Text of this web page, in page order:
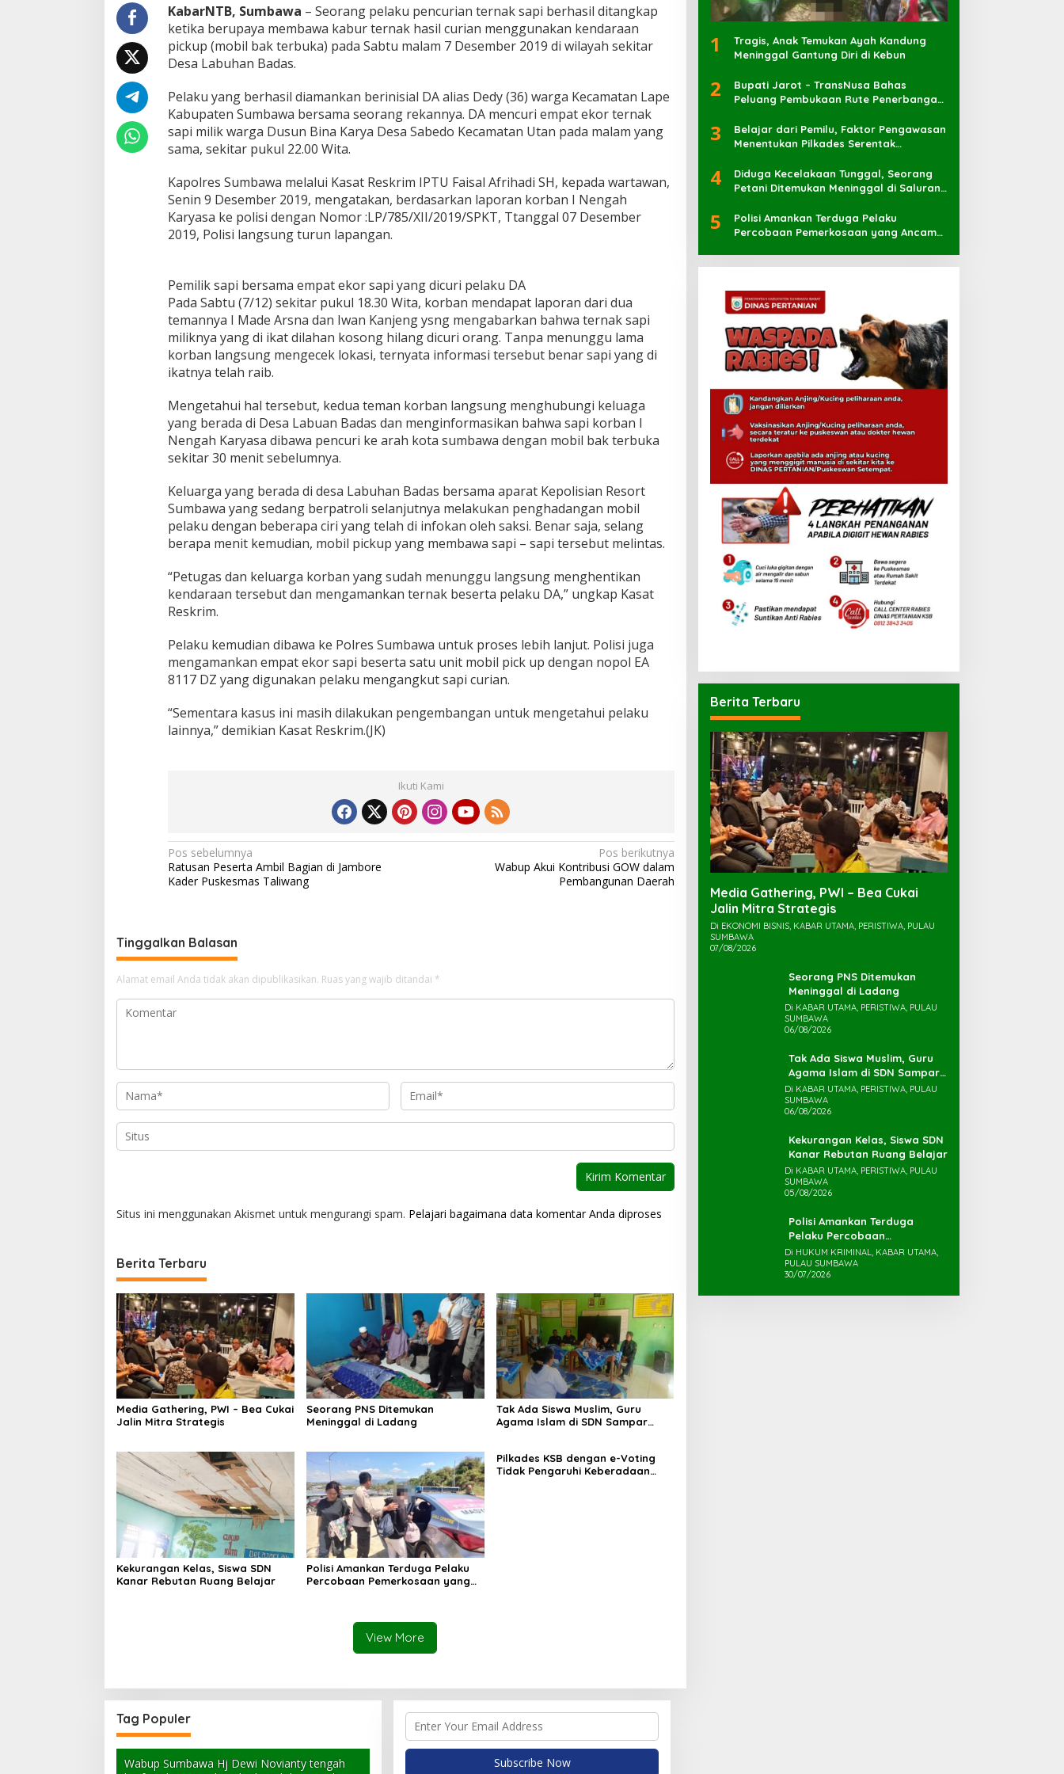
a
D
i
t
n
g
k
a
p
a
t
A
n
u
t
S
a
p
i
C
u
a
n
d
e
g
a
n
M
o
i
l
k
u
p
KabarNTB, Sumbawa – Seorang pelaku pencurian ternak sapi berhasil ditangkap
ketika berupaya membawa kabur ternak hasil curian menggunakan kendaraan
pickup (mobil bak terbuka) pada Sabtu malam 7 Desember 2019 di wilayah sekitar
Desa Labuhan Badas.
Pelaku yang berhasil diamankan berinisial DA alias Dedy (36) warga Kecamatan Lape
Kabupaten Sumbawa bersama seorang rekannya. DA mencuri empat ekor ternak
sapi milik warga Dusun Bina Karya Desa Sabedo Kecamatan Utan pada malam yang
sama, sekitar pukul 22.00 Wita.
Kapolres Sumbawa melalui Kasat Reskrim IPTU Faisal Afrihadi SH, kepada wartawan,
Senin 9 Desember 2019, mengatakan, berdasarkan laporan korban I Nengah
Karyasa ke polisi dengan Nomor :LP/785/XII/2019/SPKT, Ttanggal 07 Desember
2019, Polisi langsung turun lapangan.
Pemilik sapi bersama empat ekor sapi yang dicuri pelaku DA
Pada Sabtu (7/12) sekitar pukul 18.30 Wita, korban mendapat laporan dari dua
temannya I Made Arsna dan Iwan Kanjeng ysng mengabarkan bahwa ternak sapi
miliknya yang di ikat dilahan kosong hilang dicuri orang. Tanpa menunggu lama
korban langsung mengecek lokasi, ternyata informasi tersebut benar sapi yang di
ikatnya telah raib.
Mengetahui hal tersebut, kedua teman korban langsung menghubungi keluaga
yang berada di Desa Labuan Badas dan menginformasikan bahwa sapi korban I
Nengah Karyasa dibawa pencuri ke arah kota sumbawa dengan mobil bak terbuka
sekitar 30 menit sebelumnya.
Keluarga yang berada di desa Labuhan Badas bersama aparat Kepolisian Resort
Sumbawa yang sedang berpatroli selanjutnya melakukan penghadangan mobil
pelaku dengan beberapa ciri yang telah di infokan oleh saksi. Benar saja, selang
berapa menit kemudian, mobil pickup yang membawa sapi – sapi tersebut melintas.
“Petugas dan keluarga korban yang sudah menunggu langsung menghentikan
kendaraan tersebut dan mengamankan ternak beserta pelaku DA,” ungkap Kasat
Reskrim.
Pelaku kemudian dibawa ke Polres Sumbawa untuk proses lebih lanjut. Polisi juga
mengamankan empat ekor sapi beserta satu unit mobil pick up dengan nopol EA
8117 DZ yang digunakan pelaku mengangkut sapi curian.
“Sementara kasus ini masih dilakukan pengembangan untuk mengetahui pelaku
lainnya,” demikian Kasat Reskrim.(JK)
Ikuti Kami
N
a
g
a
s
i
s
Pos sebelumnya
Ratusan Peserta Ambil Bagian di Jambore
Kader Puskesmas Taliwang
Pos berikutnya
Wabup Akui Kontribusi GOW dalam
Pembangunan Daerah
Tinggalkan Balasan
Alamat email Anda tidak akan dipublikasikan. Ruas yang wajib ditandai *
Situs ini menggunakan Akismet untuk mengurangi spam. Pelajari bagaimana data komentar Anda diproses
Berita Terbaru
Media Gathering, PWI – Bea Cukai
Jalin Mitra Strategis
Seorang PNS Ditemukan
Meninggal di Ladang
Tak Ada Siswa Muslim, Guru
Agama Islam di SDN Sampar
Kekurangan Kelas, Siswa SDN
Kanar Rebutan Ruang Belajar
Polisi Amankan Terduga Pelaku
Percobaan Pemerkosaan yang
Pilkades KSB dengan e-Voting
Tidak Pengaruhi Keberadaan
View More
1
Tragis, Anak Temukan Ayah Kandung
Meninggal Gantung Diri di Kebun
2
Bupati Jarot – TransNusa Bahas
Peluang Pembukaan Rute Penerbangan
Kaharuddin
3
Belajar dari Pemilu, Faktor Pengawasan
Menentukan Pilkades Serentak
4
Diduga Kecelakaan Tunggal, Seorang
Petani Ditemukan Meninggal di Saluran
5
Polisi Amankan Terduga Pelaku
Percobaan Pemerkosaan yang Ancam
Berita Terbaru
Media Gathering, PWI – Bea Cukai
Jalin Mitra Strategis
Di EKONOMI BISNIS, KABAR UTAMA, PERISTIWA, PULAU
SUMBAWA
07/08/2026
Seorang PNS Ditemukan
Meninggal di Ladang
Di KABAR UTAMA, PERISTIWA, PULAU
SUMBAWA
06/08/2026
Tak Ada Siswa Muslim, Guru
Agama Islam di SDN Sampar
Maras Terkatung-katung ‎
Di KABAR UTAMA, PERISTIWA, PULAU
SUMBAWA
06/08/2026
Kekurangan Kelas, Siswa SDN
Kanar Rebutan Ruang Belajar
Di KABAR UTAMA, PERISTIWA, PULAU
SUMBAWA
05/08/2026
Polisi Amankan Terduga
Pelaku Percobaan
Pemerkosaan yang Ancam
Korban dengan Parang
Di HUKUM KRIMINAL, KABAR UTAMA,
PULAU SUMBAWA
30/07/2026
Tag Populer
Wabup Sumbawa Hj Dewi Novianty tengah